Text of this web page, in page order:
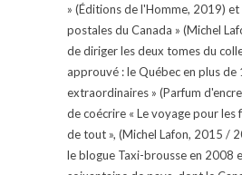
» (Éditions de l'Homme, 2019)
postales du Canada » (Michel
de diriger les deux tomes du
approuvé : le Québec en plus de
extraordinaires » (Parfum
de coécrire « Le voyage pour les
de tout », (Michel Lafon, 2015 /
le blogue Taxi-brousse en 2008